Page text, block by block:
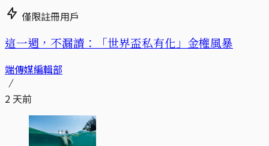
僅限註冊用戶
這一週，不漏讀：「世界盃私有化」金權風暴
端傳媒編輯部
2 天前